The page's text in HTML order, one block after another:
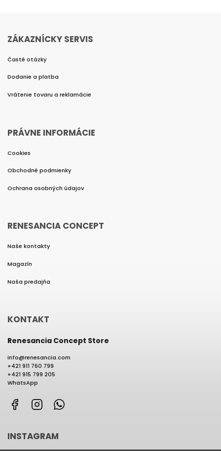
ZÁKAZNÍCKY SERVIS
Časté otázky
Dodanie a platba
Vrátenie tovaru a reklamácie
PRÁVNE INFORMÁCIE
Cookies
Obchodné podmienky
Ochrana osobných údajov
RENESANCIA CONCEPT
Naše kontakty
Magazín
Naša predajňa
KONTAKT
Renesancia Concept Store
info@renesancia.com
+421 911 760 799
+421 915 799 205
WhatsApp
FacebookInstagram
INSTAGRAM